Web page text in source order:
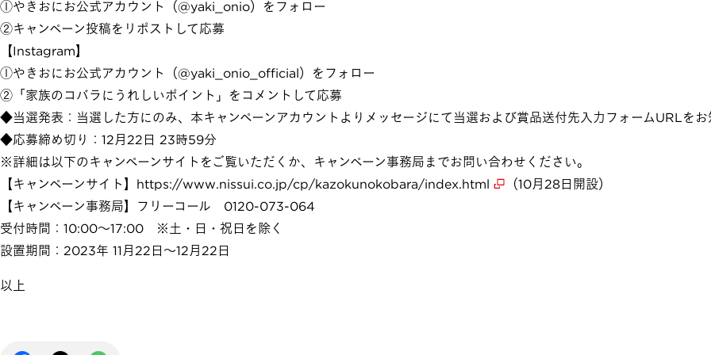
①やきおにお公式アカウント（@yaki_onio）をフォロー
②キャンペーン投稿をリポストして応募
【Instagram】
①やきおにお公式アカウント（@yaki_onio_official）をフォロー
②「家族のコバラにうれしいポイント」をコメントして応募
◆当選発表：当選した方にのみ、本キャンペーンアカウントよりメッセージにて当選および賞品送付先入力フォームURLをお
◆応募締め切り：12月22日 23時59分
※詳細は以下のキャンペーンサイトをご覧いただくか、キャンペーン事務局までお問い合わせください。
【キャンペーンサイト】 https://www.nissui.co.jp/cp/kazokunokobara/index.html
（10月28日開設）
【キャンペーン事務局】フリーコール 0120-073-064
受付時間：10:00～17:00 ※土・日・祝日を除く
設置期間：2023年 11月22日～12月22日
以上